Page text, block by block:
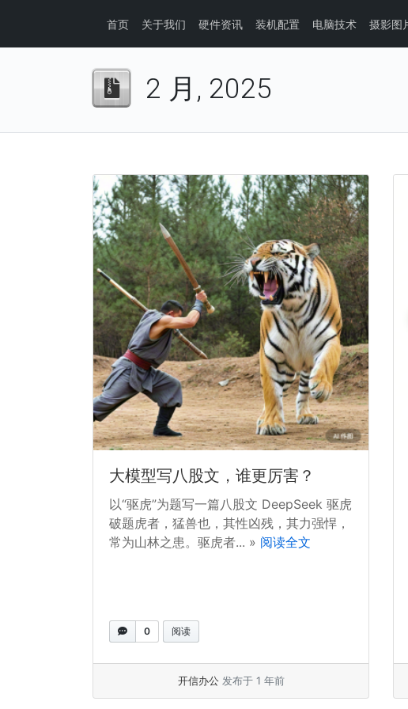
首页 关于我们 硬件资讯 装机配置 电脑技术 摄影图
2 月, 2025
大模型写八股文，谁更厉害？
以“驱虎”为题写一篇八股文 DeepSeek 驱虎
破题虎者，猛兽也，其性凶残，其力强悍，
常为山林之患。驱虎者... » 阅读全文
0 阅读
开信办公 发布于 1 年前